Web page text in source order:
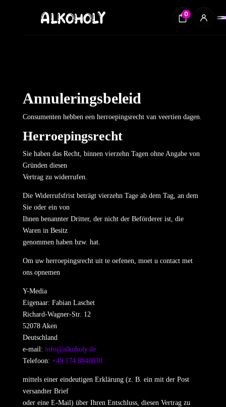
0
Annuleringsbeleid
Consumenten hebben een herroepingsrecht van veertien dagen.
Herroepingsrecht
Sie haben das Recht, binnen vierzehn Tagen ohne Angabe von
Gründen diesen
Vertrag zu widerrufen.
Die Widerrufsfrist beträgt vierzehn Tage ab dem Tag, an dem
Sie oder ein von
Ihnen benannter Dritter, der nicht der Beförderer ist, die
Waren in Besitz
genommen haben bzw. hat.
Om uw herroepingsrecht uit te oefenen, moet u contact met
ons opnemen
Y-Media
Eigenaar: Fabian Laschet
Richard-Wagner-Str. 12
52078 Aken
Deutschland
e-mail: info@alkoholy.de
Telefoon: +49 174 8848830
mittels einer eindeutigen Erklärung (z. B. ein mit der Post
versandter Brief
oder eine E-Mail) über Ihren Entschluss, diesen Vertrag zu